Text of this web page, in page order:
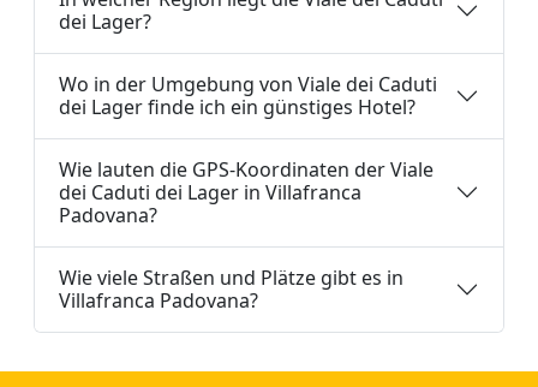
dei Lager?
Wo in der Umgebung von Viale dei Caduti
dei Lager finde ich ein günstiges Hotel?
Wie lauten die GPS-Koordinaten der Viale
dei Caduti dei Lager in Villafranca
Padovana?
Wie viele Straßen und Plätze gibt es in
Villafranca Padovana?